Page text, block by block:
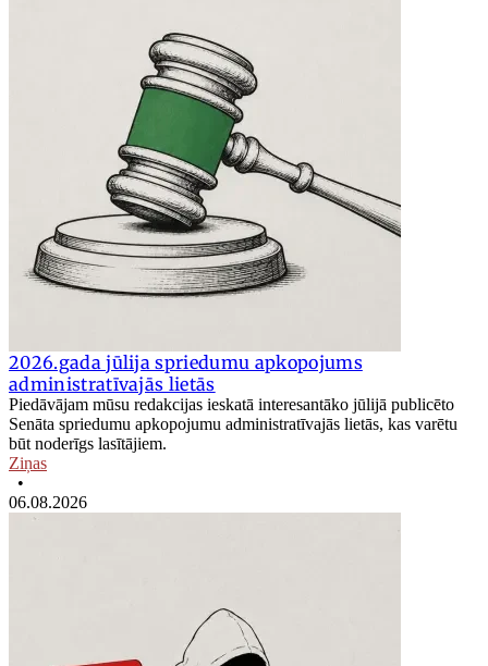
2026.gada jūlija spriedumu apkopojums
administratīvajās lietās
Piedāvājam mūsu redakcijas ieskatā interesantāko jūlijā publicēto
Senāta spriedumu apkopojumu administratīvajās lietās, kas varētu
būt noderīgs lasītājiem.
Ziņas
•
06.08.2026